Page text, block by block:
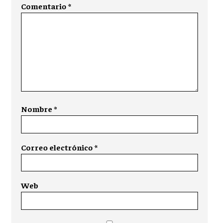
Comentario*
Nombre*
Correo electrónico*
Web